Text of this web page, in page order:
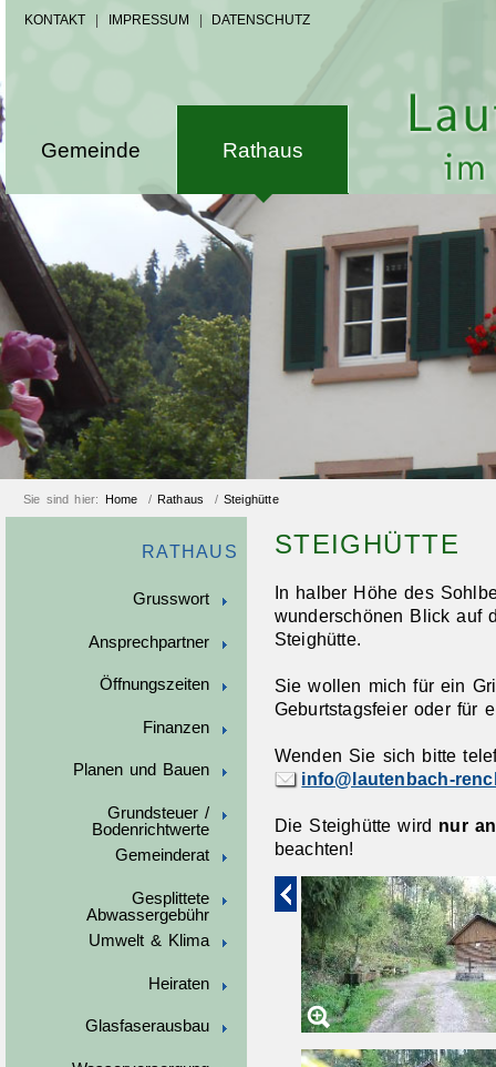
KONTAKT IMPRESSUM DATENSCHUTZ
Gemeinde Rathaus
Sie sind hier: Home / Rathaus / Steighütte
RATHAUS
Grusswort
Ansprechpartner
Öffnungszeiten
Finanzen
Planen und Bauen
Grundsteuer /
Bodenrichtwerte
Gemeinderat
Gesplittete
Abwassergebühr
Umwelt & Klima
Heiraten
Glasfaserausbau
STEIGHÜTTE
In halber Höhe des
wunderschönen Blick auf
Steighütte.
Sie wollen mich für ein
Geburtstagsfeier oder für
Wenden Sie sich bitte
info@lautenbach-
Die Steighütte wird nur
beachten!